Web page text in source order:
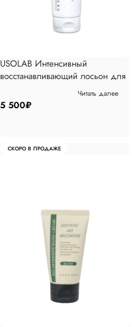
USOLAB Интенсивный
восстанавливающий лосьон для
тела Bio Intensive Therapy Body
Lotion, 250мл
5 500₽
Читать далее
СКОРО В ПРОДАЖЕ